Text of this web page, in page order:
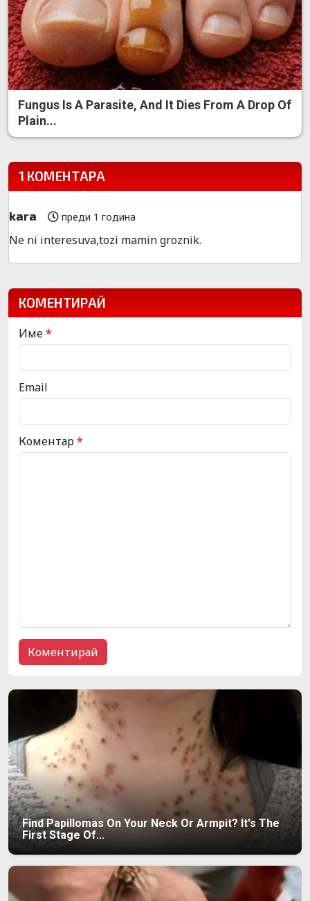
Fungus Is A Parasite, And It Dies From A Drop Of
Plain...
1 КОМЕНТАРА
kara преди 1 година
Ne ni interesuva,tozi mamin groznik.
КОМЕНТИРАЙ
Име*
Email
Коментар*
Find Papillomas On Your Neck Or Armpit? It's The
First Stage Of...